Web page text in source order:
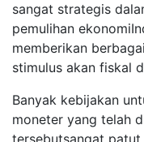
sangat strategis
pemulihan ekonomi
memberikan
stimulus akan fiskal
Banyak kebijakan
moneter yang telah
tersebutsangat patut